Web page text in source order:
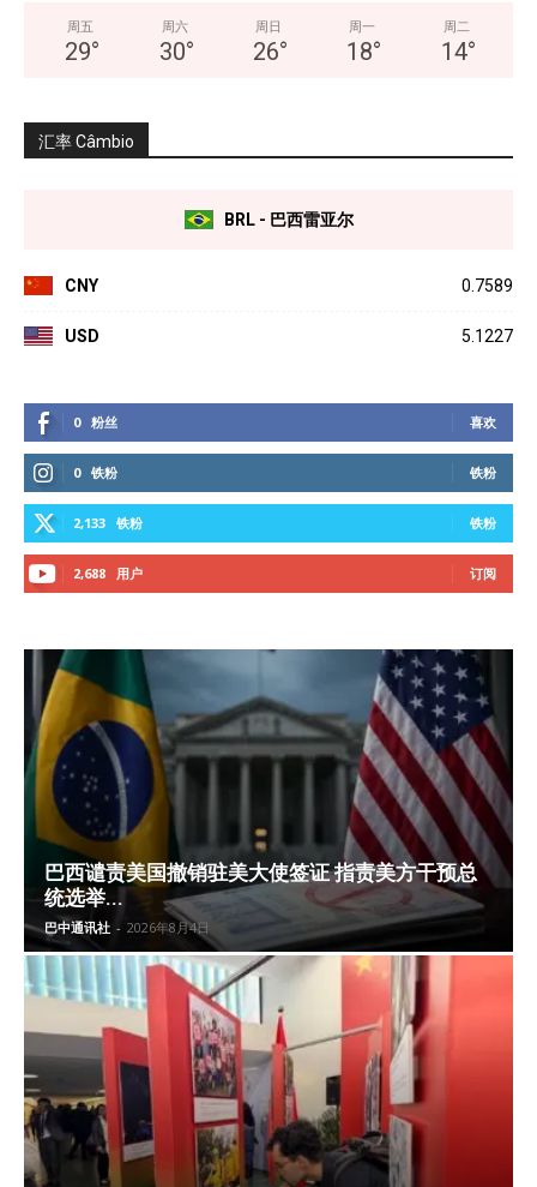
周五
29°
周六
30°
周日
26°
周一
18°
周二
14°
汇率 Câmbio
BRL - 巴西雷亚尔
CNY 0.7589
USD 5.1227
0 粉丝 喜欢
0 铁粉 铁粉
2,133 铁粉 铁粉
2,688 用户 订阅
巴西谴责美国撤销驻美大使签证 指责美方干预总
统选举...
巴中通讯社 - 2026年8月4日